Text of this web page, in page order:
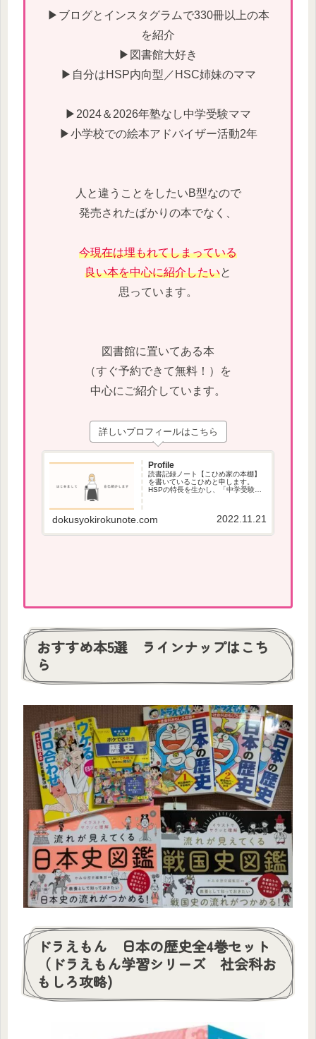
▶ブログとインスタグラムで330冊以上の本
を紹介
▶図書館大好き
▶自分はHSP内向型／HSC姉妹のママ
▶2024＆2026年塾なし中学受験ママ
▶小学校での絵本アドバイザー活動2年
人と違うことをしたいB型なので
発売されたばかりの本でなく、
今現在は埋もれてしまっている
良い本を中心に紹介したいと
思っています。
図書館に置いてある本
（すぐ予約できて無料！）を
中心にご紹介しています。
詳しいプロフィールはこちら
Profile
読書記録ノート【こひめ家の本棚】
を書いているこひめと申します。
HSPの特長を生かし、「中学受験」
dokusyokirokunote.com 2022.11.21
おすすめ本5選 ラインナップはこち
ら
ドラえもん 日本の歴史全4巻セット
（ドラえもん学習シリーズ 社会科お
もしろ攻略)